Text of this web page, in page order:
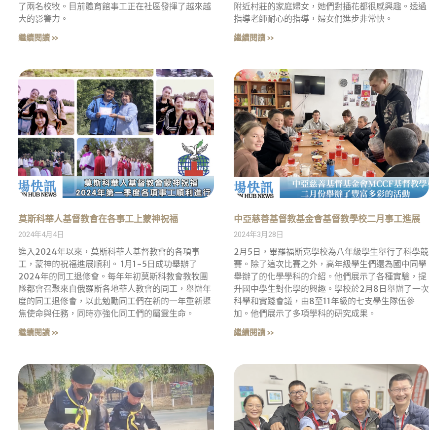
了兩名校牧。目前體育館事工正在社區發揮了越來越
大的影響力。
繼續閱讀 »
附近村莊的家庭婦女，她們對插花都很感興趣。透過
指導老師耐心的指導，婦女們進步非常快。
繼續閱讀 »
莫斯科華人基督教會在各事工上蒙神祝福
2024年4月4日
進入2024年以來，莫斯科華人基督教會的各項事
工，蒙神的祝福進展順利。 1月1-5日成功舉辦了
2024年的同工退修會。每年年初莫斯科教會教牧團
隊都會召聚來自俄羅斯各地華人教會的同工，舉辦年
度的同工退修會，以此勉勵同工們在新的一年重新聚
焦使命與任務，同時亦強化同工們的屬靈生命。
繼續閱讀 »
中亞慈善基督教基金會基督教學校二月事工進展
2024年3月28日
2月5日，畢羅福斯克學校為八年級學生舉行了科學競
賽。除了這次比賽之外，高年級學生們還為國中同學
舉辦了的化學學科的介紹。他們展示了各種實驗，提
升國中學生對化學的興趣。學校於2月8日舉辦了一次
科學和實踐會議，由8至11年級的七支學生隊伍參
加。他們展示了多項學科的研究成果。
繼續閱讀 »